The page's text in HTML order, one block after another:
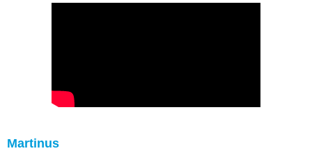
Martinus